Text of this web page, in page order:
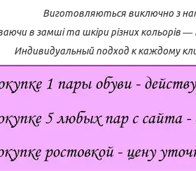
Виготовляються виключно з
в замші та шкіри різних кольорів
Индивидуальный подход к каждому